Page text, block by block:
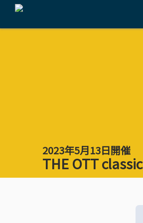
2023年5月13日開催
THE OTT classic